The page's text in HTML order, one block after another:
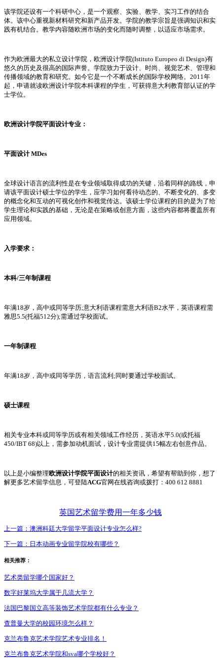
该学院还设有一个科研中心，是一个观察、实验、教学、实习工作的结合
体。该中心重视新材料研究和新产品开发。学院的教学宗旨是强调知识和实
践有机结合。教学内容随欧洲市场的变化而随时调整，以适应市场需求。
作为欧洲最大的私立设计学院，欧洲设计学院(Istituto Europeo di Design)有
悠久的历史及很高的国际声誉。学院致力于设计、时尚、视觉艺术、管理和
传播领域的教育和研究。如今它是一个不断成长的国际学校网络。2011年
起，申请就读欧洲设计学院本科课程的学生，可获得意大利教育部认证的学
士学位。
欧洲设计学院平面设计专业：
平面设计 MDes
全球设计语言的流利性是在专业领域取得成功的关键，沿着同样的路线，申
请该平面设计硕士学位的学生，应学习如何看待动态的、不断变化的、多变
的概念化和互动的可视化创作和视觉传达。该硕士学位课程的目的是为了给
学生理论和实践的基础，无论是在策略或创意方面，这些内容都将覆盖所有
应用领域。
入学要求：
本科/三年制课程
年满18岁，高中或同等学历;意大利语课程需意大利语B2水平，英语课程需
雅思5.5(托福512分);需通过学校面试。
一年制课程
年满18岁，高中或同等学历，语言流利;同时要通过学校面试。
硕士课程
相关专业本科或同等学历或有相关领域工作经历，英语水平5.0(或托福
450/IBT 68)以上，需参加动机面试，设计专业需提供15幅左右创意作品。
以上是小编整理 欧洲设计学院平面设计的相关资讯，希望有帮助到你，想了
解更多艺术留学信息，可登陆ACG官网在线咨询或拨打：400 612 8881
英国艺术留学费用一年多少钱
上一篇： 澳洲科廷大学留学平面设计专业怎么样?
下一篇： 日本动画专业留学院校有哪些？
相关推荐：
艺术类留学哪个国家好？
数字好莱坞大学属于几流大学？
法国巴黎国立高等装饰艺术学院都有什么专业？
查普曼大学的校园环境怎么样？
克兰布鲁克艺术学院艺术专业排名！
克兰布鲁克艺术学院和sva哪个学校好？